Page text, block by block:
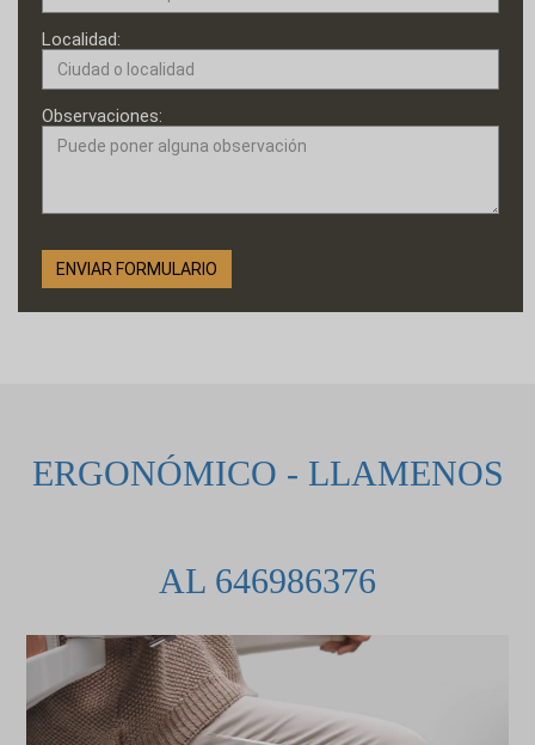
Localidad:
Observaciones:
ERGONÓMICO - LLAMENOS
AL 646986376